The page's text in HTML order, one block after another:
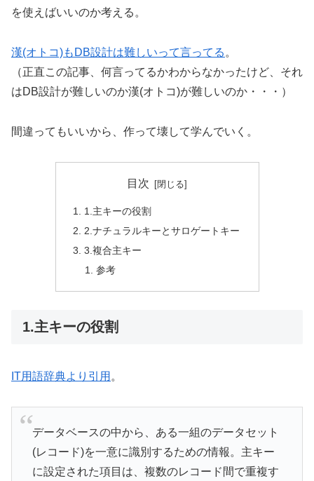
を使えばいいのか考える。
漢(オトコ)もDB設計は難しいって言ってる 。
（正直この記事、何言ってるかわからなかったけど、それ
はDB設計が難しいのか漢(オトコ)が難しいのか・・・）
間違ってもいいから、作って壊して学んでいく。
目次
1.主キーの役割
2.ナチュラルキーとサロゲートキー
3.複合主キー
参考
1.主キーの役割
IT用語辞典より引用 。
データベースの中から、ある一組のデータセット
(レコード)を一意に識別するための情報。主キー
に設定された項目は、複数のレコード間で重複す